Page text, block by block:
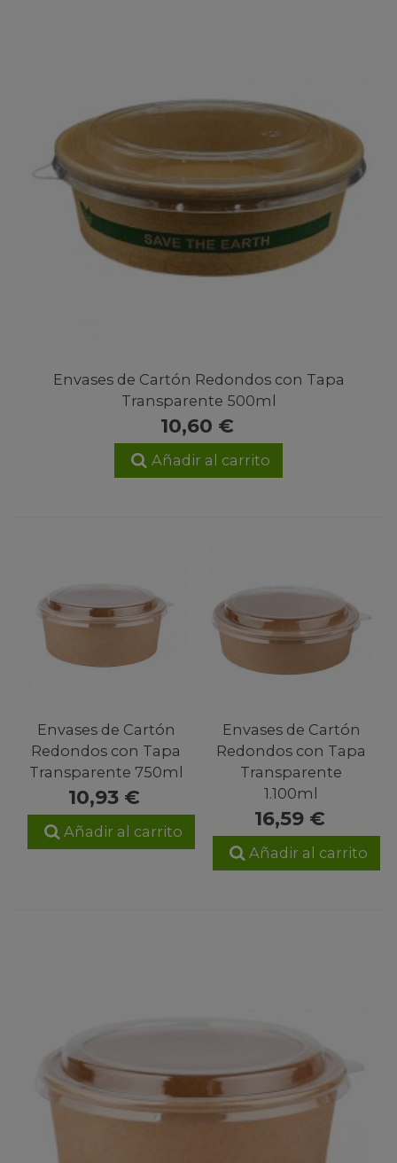
Envases de Cartón Redondos con Tapa
Transparente 500ml
10,60 €
Añadir al carrito
Envases de Cartón
Redondos con Tapa
Transparente 750ml
10,93 €
Añadir al carrito
Envases de Cartón
Redondos con Tapa
Transparente
1.100ml
16,59 €
Añadir al carrito